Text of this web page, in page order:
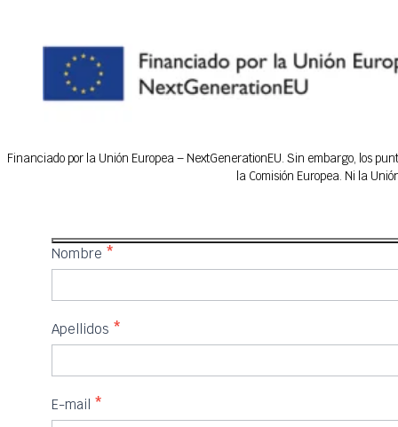
Financiado por la Unión Europea – NextGenerationEU. Sin embargo, los
la Comisión Europea. Ni la
IFEDES
Nombre *
Apellidos *
E-mail *